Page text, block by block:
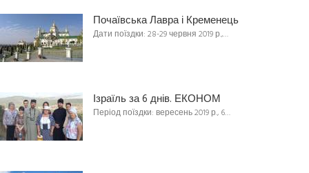
Почаївська Лавра і Кременець
Дати поїздки: 28-29 червня 2019 р.,…
Ізраїль за 6 днів. ЕКОНОМ
Період поїздки: вересень 2019 р., 6…